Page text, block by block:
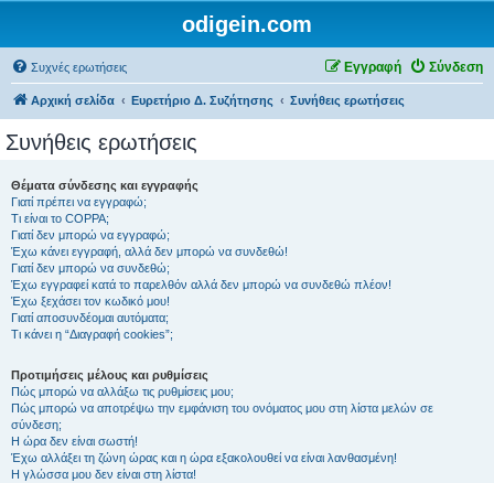
odigein.com
Συχνές ερωτήσεις Σύνδεση
Εγγραφή
Αρχική σελίδα Ευρετήριο Δ. Συζήτησης Συνήθεις ερωτήσεις
Συνήθεις ερωτήσεις
Θέματα σύνδεσης και εγγραφής
Γιατί πρέπει να εγγραφώ;
Τι είναι το COPPA;
Γιατί δεν μπορώ να εγγραφώ;
Έχω κάνει εγγραφή, αλλά δεν μπορώ να συνδεθώ!
Γιατί δεν μπορώ να συνδεθώ;
Έχω εγγραφεί κατά το παρελθόν αλλά δεν μπορώ να συνδεθώ πλέον!
Έχω ξεχάσει τον κωδικό μου!
Γιατί αποσυνδέομαι αυτόματα;
Τι κάνει η “Διαγραφή cookies”;
Προτιμήσεις μέλους και ρυθμίσεις
Πώς μπορώ να αλλάξω τις ρυθμίσεις μου;
Πώς μπορώ να αποτρέψω την εμφάνιση του ονόματος μου στη λίστα μελών σε
σύνδεση;
Η ώρα δεν είναι σωστή!
Έχω αλλάξει τη ζώνη ώρας και η ώρα εξακολουθεί να είναι λανθασμένη!
Η γλώσσα μου δεν είναι στη λίστα!